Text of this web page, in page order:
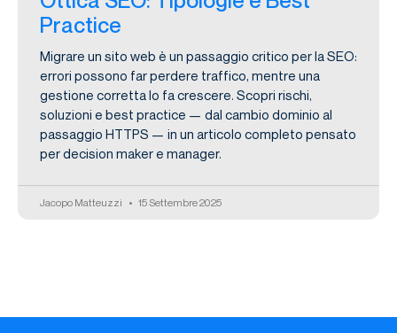
Practice
Migrare un sito web è un passaggio critico per la SEO:
errori possono far perdere traffico, mentre una
gestione corretta lo fa crescere. Scopri rischi,
soluzioni e best practice — dal cambio dominio al
passaggio HTTPS — in un articolo completo pensato
per decision maker e manager.
Jacopo Matteuzzi 15 Settembre 2025